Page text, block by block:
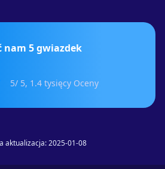
nam 5 gwiazdek
5/ 5, 1.4 tysięcy Oceny
aktualizacja: 2025-01-08